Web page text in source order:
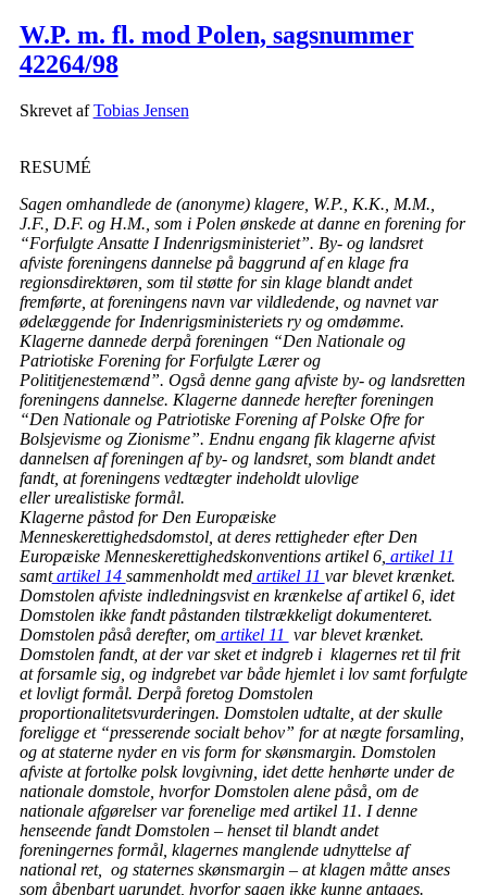
W.P. m. fl. mod Polen, sagsnummer
42264/98
Skrevet afTobias Jensen
RESUMÉ
Sagen omhandlede de (anonyme) klagere, W.P., K.K., M.M.,
J.F., D.F. og H.M., som i Polen ønskede at danne en forening for
“Forfulgte Ansatte I Indenrigsministeriet”. By- og landsret
afviste foreningens dannelse på baggrund af en klage fra
regionsdirektøren, som til støtte for sin klage blandt andet
fremførte, at foreningens navn var vildledende, og navnet var
ødelæggende for Indenrigsministeriets ry og omdømme.
Klagerne dannede derpå foreningen “Den Nationale og
Patriotiske Forening for Forfulgte Lærer og
Polititjenestemænd”. Også denne gang afviste by- og landsretten
foreningens dannelse. Klagerne dannede herefter foreningen
“Den Nationale og Patriotiske Forening af Polske Ofre for
Bolsjevisme og Zionisme”. Endnu engang fik klagerne afvist
dannelsen af foreningen af by- og landsret, som blandt andet
fandt, at foreningens vedtægter indeholdt ulovlige
eller urealistiske formål.
Klagerne påstod for Den Europæiske
Menneskerettighedsdomstol, at deres rettigheder efter Den
Europæiske Menneskerettighedskonventions artikel 6, artikel 11
samtartikel 14 sammenholdt medartikel 11 var blevet krænket.
Domstolen afviste indledningsvist en krænkelse af artikel 6, idet
Domstolen ikke fandt påstanden tilstrækkeligt dokumenteret.
Domstolen påså derefter, om artikel 11 var blevet krænket.
Domstolen fandt, at der var sket et indgreb i klagernes ret til frit
at forsamle sig, og indgrebet var både hjemlet i lov samt forfulgte
et lovligt formål. Derpå foretog Domstolen
proportionalitetsvurderingen. Domstolen udtalte, at der skulle
foreligge et “presserende socialt behov” for at nægte forsamling,
og at staterne nyder en vis form for skønsmargin. Domstolen
afviste at fortolke polsk lovgivning, idet dette henhørte under de
nationale domstole, hvorfor Domstolen alene påså, om de
nationale afgørelser var forenelige med artikel 11. I denne
henseende fandt Domstolen – henset til blandt andet
foreningernes formål, klagernes manglende udnyttelse af
national ret, og staternes skønsmargin – at klagen måtte anses
som åbenbart ugrundet, hvorfor sagen ikke kunne antages.